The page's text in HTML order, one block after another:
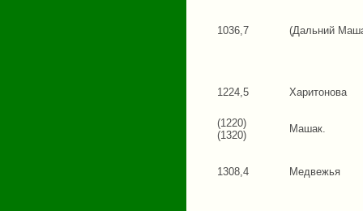
1036,7 (Дальний
1224,5 Харитонова
(1220)
(1320)
Машак.
1308,4 Медвежья